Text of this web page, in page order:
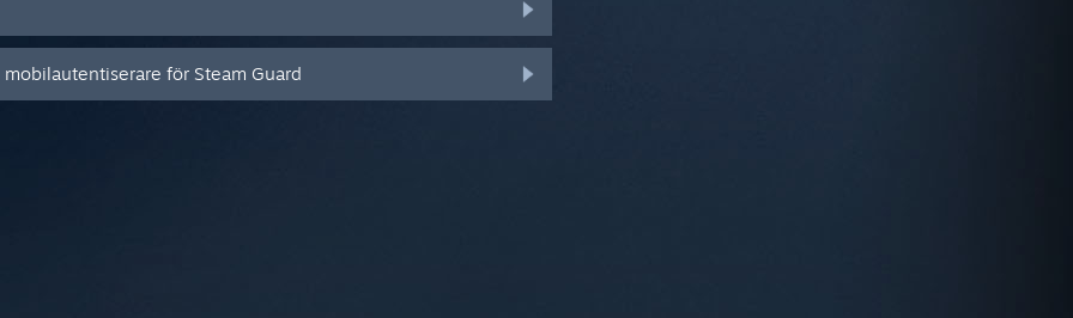
för Steam Guard